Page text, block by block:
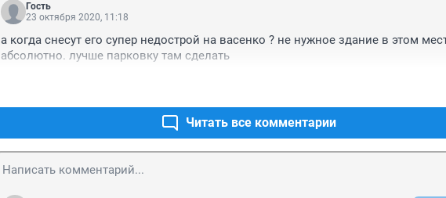
Гость
23 октября 2020, 11:18
а когда снесут его супер недострой на васенко ? не нужное здание в этом
абсолютно. лучше парковку там сделать
Читать все комментарии